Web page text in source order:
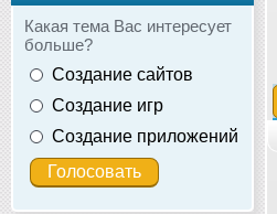
Какая тема Вас интересует
больше?
Создание сайтов
Создание игр
Создание приложений